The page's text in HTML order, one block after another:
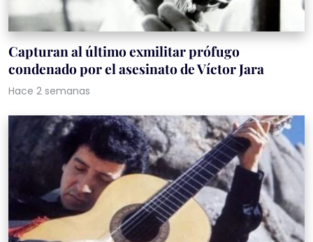
Capturan al último exmilitar prófugo
condenado por el asesinato de Víctor Jara
Hace 2 semanas